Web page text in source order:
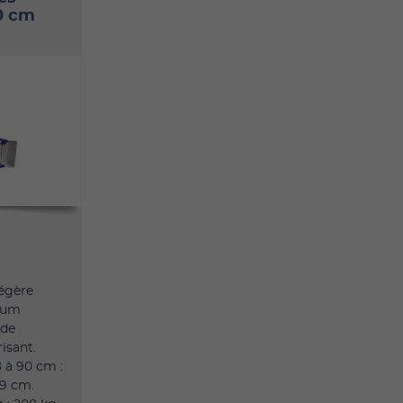
cm
à 90 cm :
cm.